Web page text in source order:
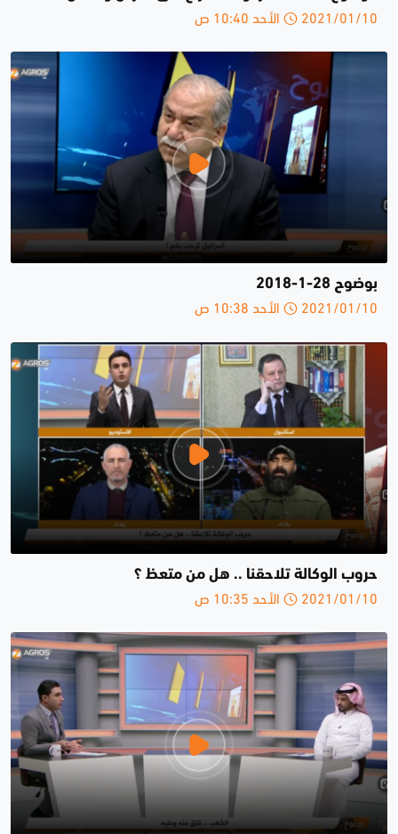
2021/01/10 الأحد 10:40 ص
بوضوح 28-1-2018
2021/01/10 الأحد 10:38 ص
حروب الوكالة تلاحقنا .. هل من متعظ ؟
2021/01/10 الأحد 10:35 ص